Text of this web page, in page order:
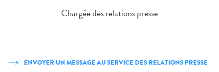
Chargée des relations presse
ENVOYER UN MESSAGE AU SERVICE DES RELATIONS PRESSE